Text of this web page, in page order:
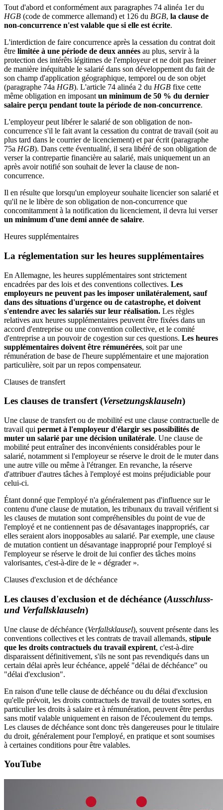
Tout d'abord et conformément aux paragraphes 74 alinéa 1er du
HGB (code de commerce allemand) et 126 du BGB, la clause de
non-concurrence n'est valable que si elle est écrite.
L'interdiction de faire concurrence après la cessation du contrat doit
être limitée à une période de deux années au plus, servir à la
protection des intérêts légitimes de l'employeur et ne doit pas freiner
de manière inéquitable le salarié dans son développement du fait de
son champ d'application géographique, temporel ou de son objet
(paragraphe 74a HGB). L'article 74 alinéa 2 du HGB fixe cette
même obligation en imposant un minimum de 50 % du dernier
salaire perçu pendant toute la période de non-concurrence.
L'employeur peut libérer le salarié de son obligation de non-
concurrence s'il le fait avant la cessation du contrat de travail (soit au
plus tard dans le courrier de licenciement) et par écrit (paragraphe
75a HGB). Dans cette éventualité, il sera libéré de son obligation de
verser la contrepartie financière au salarié, mais uniquement un an
après avoir notifié son souhait de lever la clause de non-
concurrence.
Il en résulte que lorsqu'un employeur souhaite licencier son salarié et
qu'il ne le libère de son obligation de non-concurrence que
concomitamment à la notification du licenciement, il devra lui verser
un minimum d'une demi année de salaire.
Heures supplémentaires
La réglementation sur les heures supplémentaires
En Allemagne, les heures supplémentaires sont strictement
encadrées par des lois et des conventions collectives. Les
employeurs ne peuvent pas les imposer unilatéralement, sauf
dans des situations d'urgence ou de catastrophe, et doivent
s'entendre avec les salariés sur leur réalisation. Les règles
relatives aux heures supplémentaires peuvent être fixées dans un
accord d'entreprise ou une convention collective, et le comité
d'entreprise a un pouvoir de cogestion sur ces questions. Les heures
supplémentaires doivent être rémunérées, soit par une
rémunération de base de l'heure supplémentaire et une majoration
particulière, soit par un repos compensateur.
Clauses de transfert
Les clauses de transfert (Versetzungsklauseln)
Une clause de transfert ou de mobilité est une clause contractuelle de
travail qui permet à l'employeur d'élargir ses possibilités de
muter un salarié par une décision unilatérale. Une clause de
mobilité peut entraîner des inconvénients considérables pour le
salarié, notamment si l'employeur se réserve le droit de le muter dans
une autre ville ou même à l'étranger. En revanche, la réserve
d'attribuer d'autres tâches à l'employé est moins préjudiciable pour
celui-ci.
Étant donné que l'employé n'a généralement pas d'influence sur le
contenu d'une clause de mutation, les tribunaux du travail vérifient si
les clauses de mutation sont compréhensibles du point de vue de
l'employé et ne contiennent pas de désavantages inappropriés, car
elles seraient alors inopposables au salarié. Par exemple, une clause
de mutation contient un désavantage inapproprié pour l'employé si
l'employeur se réserve le droit de lui confier des tâches moins
valorisantes, c'est-à-dire de le « dégrader ».
Clauses d'exclusion et de déchéance
Les clauses d'exclusion et de déchéance (Ausschluss-
und Verfallsklauseln)
Une clause de déchéance (Verfallsklausel), souvent présente dans les
conventions collectives et les contrats de travail allemands, stipule
que les droits contractuels du travail expirent, c'est-à-dire
disparaissent définitivement, s'ils ne sont pas revendiqués dans un
certain délai après leur échéance, appelé "délai de déchéance" ou
"délai d'exclusion".
En raison d'une telle clause de déchéance ou du délai d'exclusion
qu'elle prévoit, les droits contractuels de travail de toutes sortes, en
particulier les droits à salaire et à rémunération, peuvent être perdus
sans motif valable uniquement en raison de l'écoulement du temps.
Les clauses de déchéance sont donc très dangereuses pour le titulaire
du droit, généralement pour l'employé, en pratique et sont soumises
à certaines conditions pour être valables.
YouTube